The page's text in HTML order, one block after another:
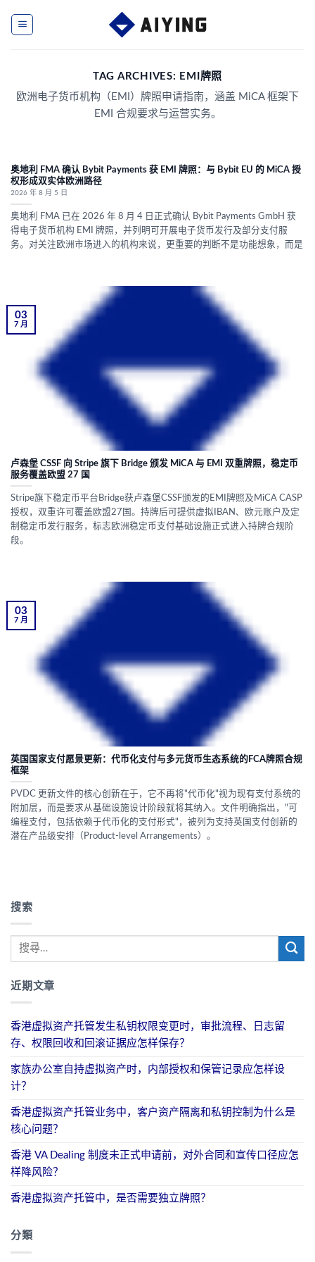
TAG ARCHIVES: EMI牌照
欧洲电子货币机构（EMI）牌照申请指南，涵盖 MiCA 框架下
EMI 合规要求与运营实务。
搜索
近期文章
香港虚拟资产托管发生私钥权限变更时，审批流程、日志留
存、权限回收和回滚证据应怎样保存？
家族办公室自持虚拟资产时，内部授权和保管记录应怎样设
计？
香港虚拟资产托管业务中，客户资产隔离和私钥控制为什么是
核心问题？
香港 VA Dealing 制度未正式申请前，对外合同和宣传口径应怎
样降风险？
香港虚拟资产托管中，是否需要独立牌照？
分類
奥地利 FMA 确认 Bybit Payments 获 EMI 牌照：与 Bybit EU 的 MiCA 授
权形成双实体欧洲路径
2026 年 8 月 5 日
奥地利 FMA 已在 2026 年 8 月 4 日正式确认 Bybit Payments GmbH 获
得电子货币机构 EMI 牌照，并列明可开展电子货币发行及部分支付服
务。对关注欧洲市场进入的机构来说，更重要的判断不是功能想象，而是
卢森堡 CSSF 向 Stripe 旗下 Bridge 颁发 MiCA 与 EMI 双重牌照，稳定币
服务覆盖欧盟 27 国
Stripe旗下稳定币平台Bridge获卢森堡CSSF颁发的EMI牌照及MiCA CASP
授权，双重许可覆盖欧盟27国。持牌后可提供虚拟IBAN、欧元账户及定
制稳定币发行服务，标志欧洲稳定币支付基础设施正式进入持牌合规阶
段。
03
7 月
英国国家支付愿景更新：代币化支付与多元货币生态系统的FCA牌照合规
框架
PVDC 更新文件的核心创新在于，它不再将"代币化"视为现有支付系统的
附加层，而是要求从基础设施设计阶段就将其纳入。文件明确指出，"可
编程支付，包括依赖于代币化的支付形式"，被列为支持英国支付创新的
潜在产品级安排（Product-level Arrangements）。
03
7 月